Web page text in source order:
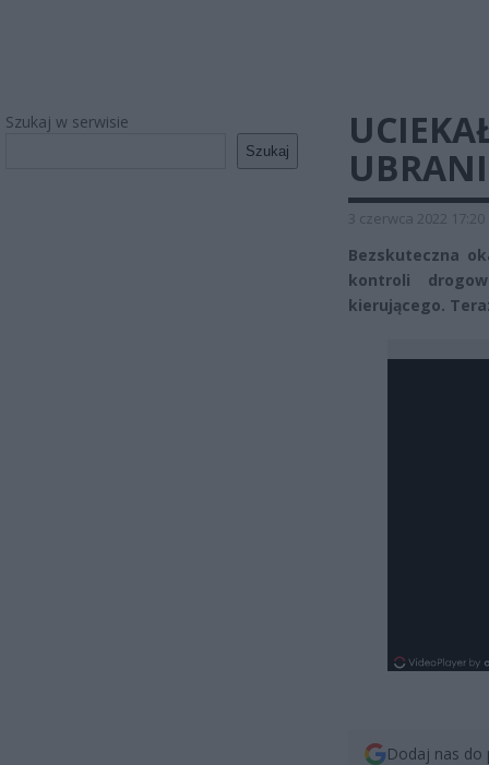
Szukaj w serwisie
Szukaj
3 czerwca 2022 17:20
Bezskuteczna
kontroli
kierującego.
Dodaj nas do